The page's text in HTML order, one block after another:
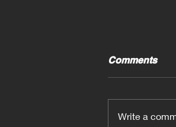
Comments
Write a